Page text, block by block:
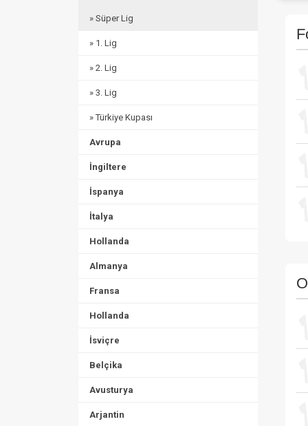
» Süper Lig
» 1. Lig
» 2. Lig
» 3. Lig
» Türkiye Kupası
Avrupa
İngiltere
İspanya
İtalya
Hollanda
Almanya
Fransa
Hollanda
İsviçre
Belçika
Avusturya
Arjantin